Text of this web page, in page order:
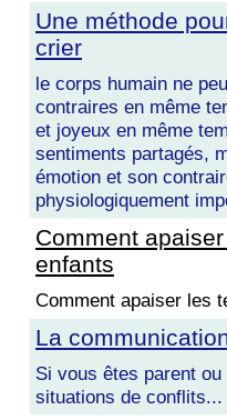
Une méthode
crier
le corps humain ne
contraires en même
et joyeux en même
sentiments partagés,
émotion et son
physiologiquement
Comment
enfants
Comment apaiser les
La
Si vous êtes parent
situations de conflits...